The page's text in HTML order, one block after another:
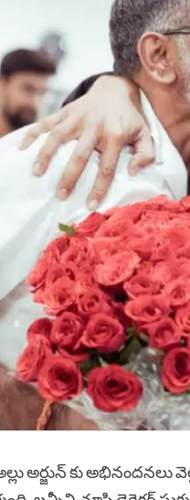
అర్జున్ కు అభినందనలు